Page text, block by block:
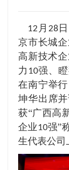
12 月 28
京市长城
高新技术
力 10强、
在南宁举
坤华出席
获“广西高
企业10强”
生代表公司